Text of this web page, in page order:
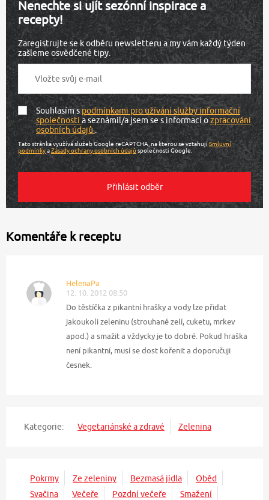
Nenechte si ujít sezónní inspirace a
recepty!
Zaregistrujte se k odběru newsletteru a my vám každý týden
zašleme osvědčené tipy.
Souhlasím spodmínkami pro užívání služby informační
společnostia seznámil/a jsem se s informací ozpracování
osobních údajů.
Tato stránka využívá služeb Google reCAPTCHA, na kterou se vztahujíSmluvní
podmínkyaZásady ochrany osobních údajů společnosti Google.
Komentáře k receptu
HelenaPa
12. 10. 2012 08:50
Do těstíčka z pikantní hrašky a vody lze přidat
jakoukoli zeleninu (strouhané zelí, cuketu, mrkev
apod.) a smažit a vždycky je to dobré. Pokud hraška
není pikantní, musí se dost kořenit a doporučuji
česnek.
Kategorie: Vegetariánské a zdravé Zelenina
Pokrmy Ze zeleniny Bezmasá jídla
Oběd
Svačina
Večeře Pozdní večeře
Smažení